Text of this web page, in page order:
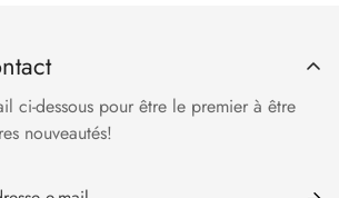
ci-dessous pour être le premier à être
nouveautés!